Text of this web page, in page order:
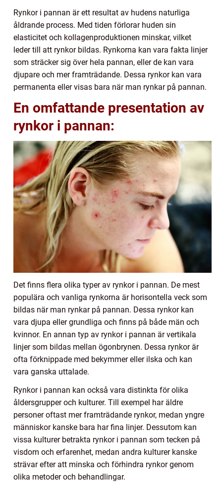
Rynkor i pannan är ett resultat av hudens naturliga
åldrande process. Med tiden förlorar huden sin
elasticitet och kollagenproduktionen minskar, vilket
leder till att rynkor bildas. Rynkorna kan vara fakta linjer
som sträcker sig över hela pannan, eller de kan vara
djupare och mer framträdande. Dessa rynkor kan vara
permanenta eller visas bara när man rynkar på pannan.
En omfattande presentation av
rynkor i pannan:
Det finns flera olika typer av rynkor i pannan. De mest
populära och vanliga rynkorna är horisontella veck som
bildas när man rynkar på pannan. Dessa rynkor kan
vara djupa eller grundliga och finns på både män och
kvinnor. En annan typ av rynkor i pannan är vertikala
linjer som bildas mellan ögonbrynen. Dessa rynkor är
ofta förknippade med bekymmer eller ilska och kan
vara ganska uttalade.
Rynkor i pannan kan också vara distinkta för olika
åldersgrupper och kulturer. Till exempel har äldre
personer oftast mer framträdande rynkor, medan yngre
människor kanske bara har fina linjer. Dessutom kan
vissa kulturer betrakta rynkor i pannan som tecken på
visdom och erfarenhet, medan andra kulturer kanske
strävar efter att minska och förhindra rynkor genom
olika metoder och behandlingar.